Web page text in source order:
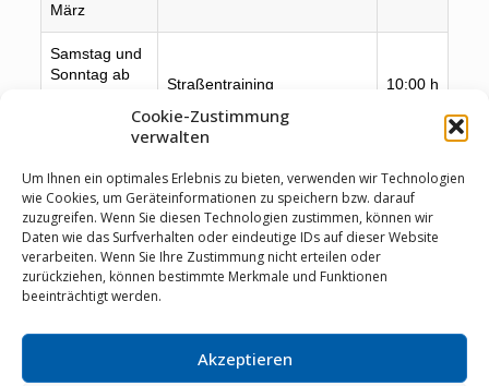
Cookie-Zustimmung
verwalten
Um Ihnen ein optimales Erlebnis zu bieten, verwenden wir Technologien
wie Cookies, um Geräteinformationen zu speichern bzw. darauf
zuzugreifen. Wenn Sie diesen Technologien zustimmen, können wir
Daten wie das Surfverhalten oder eindeutige IDs auf dieser Website
verarbeiten. Wenn Sie Ihre Zustimmung nicht erteilen oder
zurückziehen, können bestimmte Merkmale und Funktionen
beeinträchtigt werden.
Akzeptieren
März
Samstag und
Sonntag ab
Straßentraining 10:00 h
Donnerstag –
ganzjährig
Cappuccino-Runde 10:00 h
(Änderungen vorbehalten)
© RSV Staubwolke Refrath 1952 e.V. |
Cookie Richtlinie|Impressum|Mitglieder-Login| 02204